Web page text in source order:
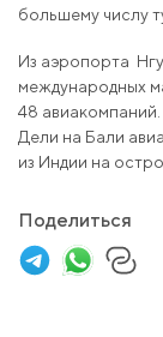
большему числу
Из аэропорта
международных
48
Дели на Бали
из Индии на
Поделиться